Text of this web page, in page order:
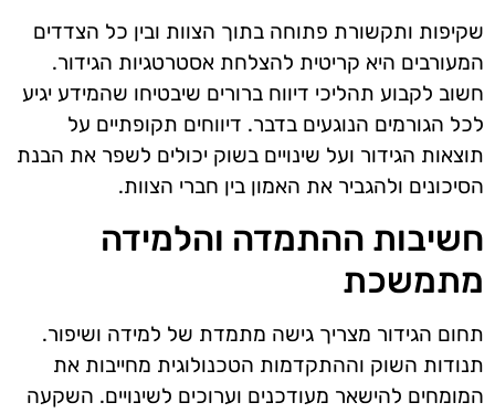
שקיפות ותקשורת פתוחה בתוך הצוות ובין כל הצדדים
המעורבים היא קריטית להצלחת אסטרטגיות הגידור.
חשוב לקבוע תהליכי דיווח ברורים שיבטיחו שהמידע יגיע
לכל הגורמים הנוגעים בדבר. דיווחים תקופתיים על
תוצאות הגידור ועל שינויים בשוק יכולים לשפר את הבנת
הסיכונים ולהגביר את האמון בין חברי הצוות.
חשיבות ההתמדה והלמידה
מתמשכת
תחום הגידור מצריך גישה מתמדת של למידה ושיפור.
תנודות השוק וההתקדמות הטכנולוגית מחייבות את
המומחים להישאר מעודכנים וערוכים לשינויים. השקעה